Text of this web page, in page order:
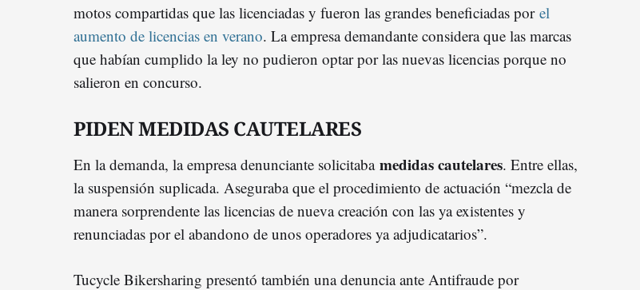
motos compartidas que las licenciadas y fueron las grandes beneficiadas por el
aumento de licencias en verano. La empresa demandante considera que las marcas
que habían cumplido la ley no pudieron optar por las nuevas licencias porque no
salieron en concurso.
PIDEN MEDIDAS CAUTELARES
En la demanda, la empresa denunciante solicitaba medidas cautelares. Entre ellas,
la suspensión suplicada. Aseguraba que el procedimiento de actuación “mezcla de
manera sorprendente las licencias de nueva creación con las ya existentes y
renunciadas por el abandono de unos operadores ya adjudicatarios”.
Tucycle Bikersharing presentó también una denuncia ante Antifraude por